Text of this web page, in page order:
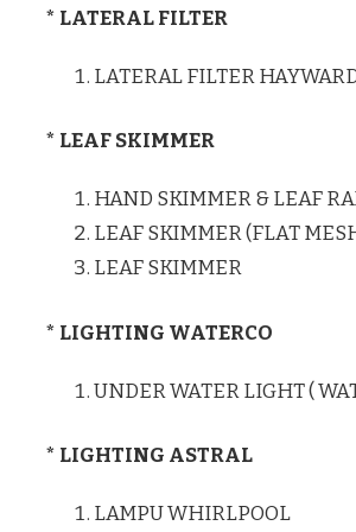
* LATERAL FILTER
LATERAL FILTER
* LEAF SKIMMER
HAND SKIMMER & LEAF
LEAF SKIMMER (FLAT
LEAF SKIMMER
* LIGHTING WATERCO
UNDER WATER LIGHT (
* LIGHTING ASTRAL
LAMPU WHIRLPOOL